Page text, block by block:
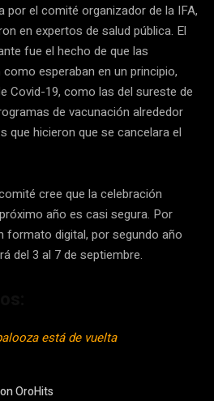
por el comité organizador de la IFA,
en expertos de salud pública. El
fue el hecho de que las
esperaban en un principio,
Covid-19, como las del sureste de
de vacunación alrededor
que hicieron que se cancelara el
cree que la celebración
año es casi segura. Por
formato digital, por segundo año
del 3 al 7 de septiembre.
está de vuelta
OroHits